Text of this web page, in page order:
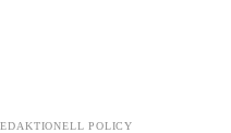
POLICY